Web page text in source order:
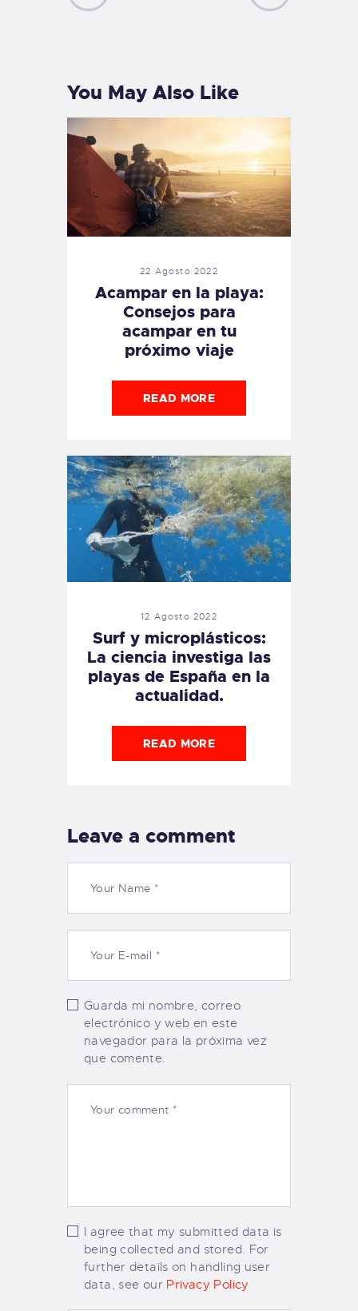
You May Also Like
22 Agosto 2022
Acampar en la playa:
Consejos para
acampar en tu
próximo viaje
READ MORE
12 Agosto 2022
Surf y microplásticos:
La ciencia investiga las
playas de España en la
actualidad.
READ MORE
Leave a comment
Guarda mi nombre, correo
electrónico y web en este
navegador para la próxima vez
que comente.
I agree that my submitted data is
being collected and stored. For
further details on handling user
data, see our Privacy Policy